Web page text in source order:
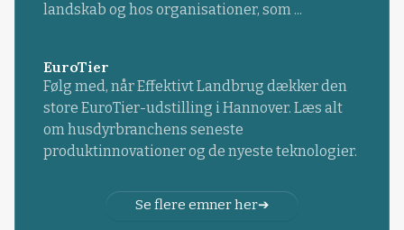
landskab og hos organisationer, som ...
EuroTier
Følg med, når Effektivt Landbrug dækker den
store EuroTier-udstilling i Hannover. Læs alt
om husdyrbranchens seneste
produktinnovationer og de nyeste teknologier.
Se flere emner her